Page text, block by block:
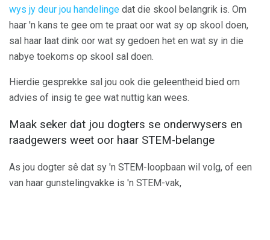
wys jy deur jou handelinge dat die skool belangrik is. Om
haar 'n kans te gee om te praat oor wat sy op skool doen,
sal haar laat dink oor wat sy gedoen het en wat sy in die
nabye toekoms op skool sal doen.
Hierdie gesprekke sal jou ook die geleentheid bied om
advies of insig te gee wat nuttig kan wees.
Maak seker dat jou dogters se onderwysers en
raadgewers weet oor haar STEM-belange
As jou dogter sê dat sy 'n STEM-loopbaan wil volg, of een
van haar gunstelingvakke is 'n STEM-vak,